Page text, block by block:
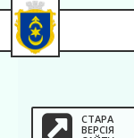
СТАРА
ВЕРСІЯ